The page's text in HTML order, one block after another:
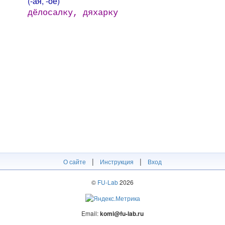
дёлосалку, дяхарку
О сайте | Инструкция | Вход
© FU-Lab2026
Email:komi@fu-lab.ru